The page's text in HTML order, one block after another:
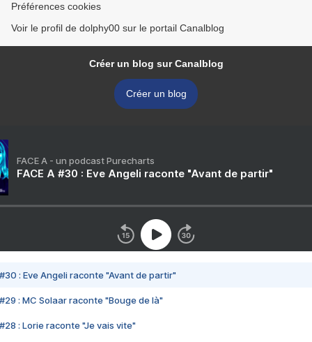
Préférences cookies
Voir le profil de dolphy00 sur le portail Canalblog
Créer un blog sur Canalblog
Créer un blog
FACE A - un podcast Purecharts
FACE A #30 : Eve Angeli raconte "Avant de partir"
#30 : Eve Angeli raconte "Avant de partir"
#29 : MC Solaar raconte "Bouge de là"
#28 : Lorie raconte "Je vais vite"